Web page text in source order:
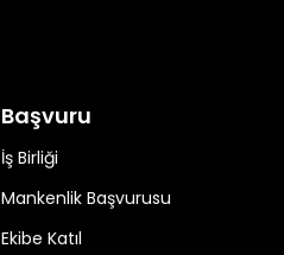
Başvuru
İş Birliği
Mankenlik Başvurusu
Ekibe Katıl